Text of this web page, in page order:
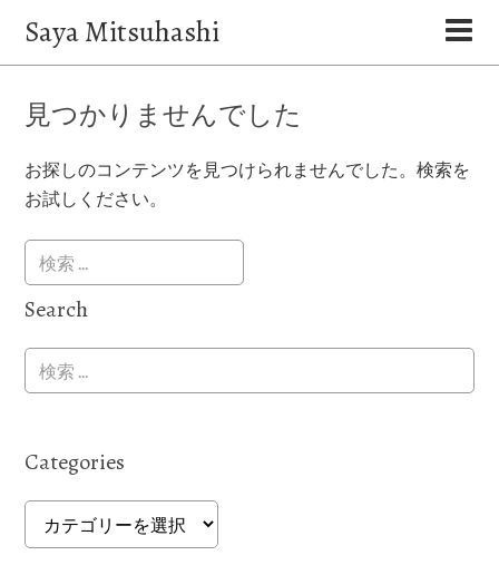
Saya Mitsuhashi
見つかりませんでした
お探しのコンテンツを見つけられませんでした。検索を
お試しください。
Search
Categories
Categories